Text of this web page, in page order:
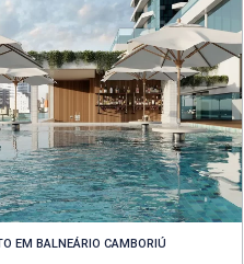
EM BALNEÁRIO CAMBORIÚ